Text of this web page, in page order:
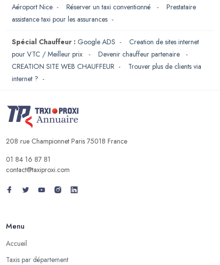
Aéroport Nice - Réserver un taxi conventionné - Prestataire
assistance taxi pour les assurances -
Spécial Chauffeur : Google ADS - Creation de sites internet
pour VTC / Meilleur prix
- Devenir chauffeur partenaire
-
CREATION SITE WEB CHAUFFEUR - Trouver plus de clients via
internet ? -
208 rue Championnet Paris 75018 France
01 84 16 87 81
contact@taxiproxi.com
Menu
Accueil
Taxis par département